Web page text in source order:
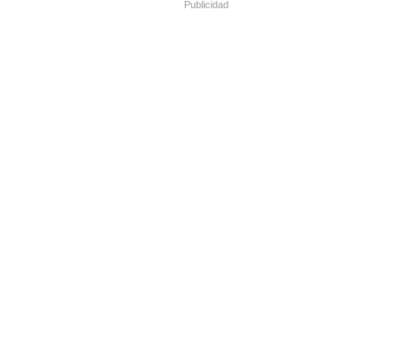
Publicidad